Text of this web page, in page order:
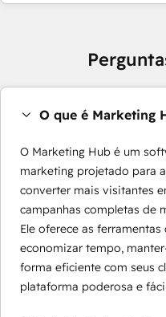
O que é Marketing
O Marketing Hub é um
marketing projetado para
converter mais visitantes
campanhas completas de
Ele oferece as
economizar tempo,
forma eficiente com seus
plataforma poderosa e